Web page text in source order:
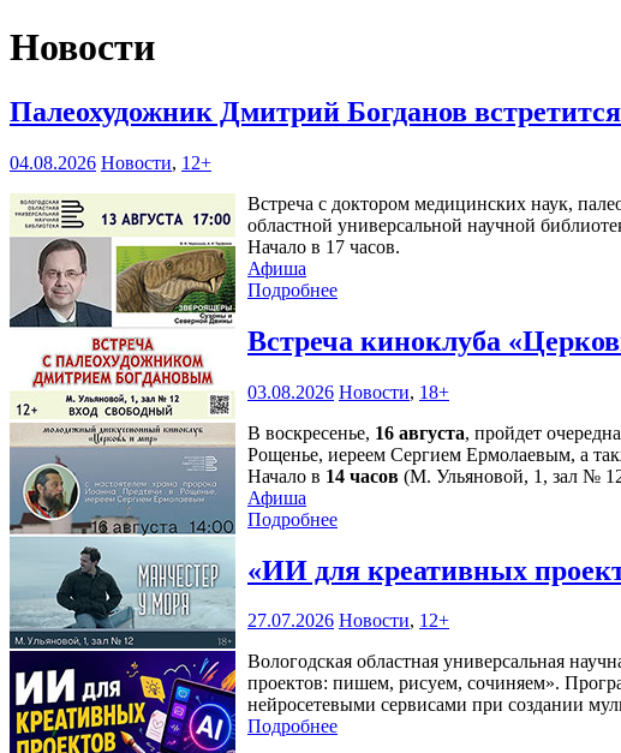
Новости
Палеохудожник Дмитрий Богданов
04.08.2026 Новости, 12+
Встреча с доктором медицинских наук,
областной универсальной научной
Начало в 17 часов.
Афиша
Подробнее
Встреча киноклуба
03.08.2026 Новости, 18+
В воскресенье, 16 августа, пройдет
Рощенье, иереем Сергием Ермолаевым, а
Начало в 14 часов (М. Ульяновой, 1, зал №
Афиша
Подробнее
«ИИ для креативных
27.07.2026 Новости, 12+
Вологодская областная универсальная
проектов: пишем, рисуем, сочиняем».
нейросетевыми сервисами при создании
Подробнее